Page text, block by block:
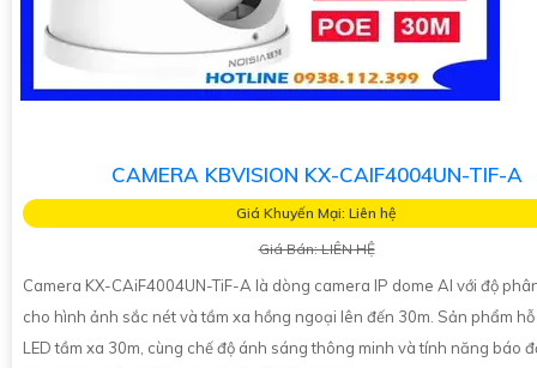
CAMERA KBVISION KX-CAIF4004UN-TIF-A
Giá Khuyến Mại: Liên hệ
Giá Bán: LIÊN HỆ
Camera KX-CAiF4004UN-TiF-A là dòng camera IP dome AI với độ
cho hình ảnh sắc nét và tầm xa hồng ngoại lên đến 30m. Sản phẩm
LED tầm xa 30m, cùng chế độ ánh sáng thông minh và tính năng báo